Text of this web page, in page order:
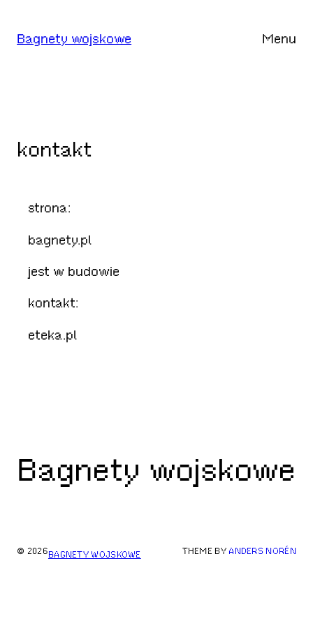
doBagnety wojskowe Menu
kontakt
strona:
bagnety.pl
jest w budowie
kontakt:
eteka.pl
Bagnety wojskowe
© 2026BAGNETY WOJSKOWE THEME BY ANDERS NORÉN